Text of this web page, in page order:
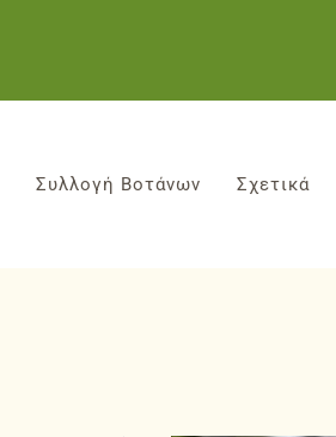
Συλλογή Βοτάνων Σχετικά